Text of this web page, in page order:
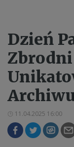
Dzień
11.04.2025 16:00